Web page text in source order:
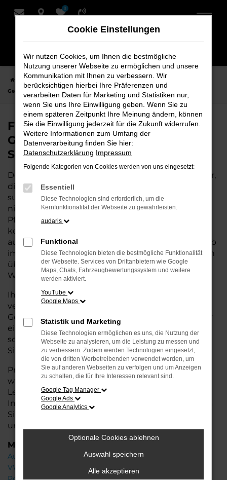
Zum
0
Startseite Stuhr Seat Seat Leon
Finden Sie Ihren Seat Leon
Gebrauchtwagen für Stuhr bei Schmidt + Koch
Finden Sie Ihren Seat Leon
Gebrauchtwagen für Stuhr bei
Schmidt + Koch
Der Seat Leon ist die perfekte Wahl für alle in Stuhr,
die ein zuverlässiges und modernes Fahrzeug
suchen. Mit seiner erstklassigen Ausstattung, der
niedrigen Laufleistung und der ausgezeichneten
Pflege ist dieser Gebrauchtwagen eine
kostengünstige Alternative zum Neuwagen, ohne
auf Komfort und Qualität verzichten zu müssen. Ob
im Stadtverkehr oder für längere Fahrten, der Leon
überzeugt durch Fahrkomfort, Sicherheit und
Wirtschaftlichkeit.
Ihr Seat Autohaus in Stuhr ist Ihr
vertrauenswürdiger Partner, wenn es um
Gebrauchtwagen geht. Wir bieten Ihnen nicht nur
eine große Auswahl an geprüften Fahrzeugen,
sondern auch eine fachkundige Beratung, damit
Sie das für Sie passende Modell finden.
Profitieren Sie von unseren zusätzlichenServices
wie attraktiven Finanzierungsmöglichkeiten,
Leasingangeboten und der bequemen
Inzahlungnahme Ihres alten Fahrzeugs. Besuchen
Sie uns und überzeugen Sie sich von der Qualität
und dem Service, den wir Ihnen bieten!
Marken
Audi
VW
Cookie Einstellungen
Wir nutzen Cookies, um Ihnen die bestmögliche
Nutzung unserer Webseite zu ermöglichen und unsere
Kommunikation mit Ihnen zu verbessern. Wir
berücksichtigen hierbei Ihre Präferenzen und
verarbeiten Daten für Marketing und Statistiken nur,
wenn Sie uns Ihre Einwilligung geben. Wenn Sie zu
einem späteren Zeitpunkt Ihre Meinung ändern, können
Sie die Einwilligung jederzeit für die Zukunft widerrufen.
Weitere Informationen zum Umfang der
Datenverarbeitung finden Sie hier:
Datenschutzerklärung Impressum
Folgende Kategorien von Cookies werden von uns eingesetzt:
Essentiell
Diese Technologien sind erforderlich, um die
Kernfunktionalität der Webseite zu gewährleisten.
audaris
Funktional
Diese Technologien bieten die bestmögliche Funktionalität
der Webseite. Services von Drittanbietern wie Google
Maps, Chats, Fahrzeugbewertungssystem und weitere
werden aktiviert.
YouTube
Google Maps
Statistik und Marketing
Diese Technologien ermöglichen es uns, die Nutzung der
Webseite zu analysieren, um die Leistung zu messen und
zu verbessern. Zudem werden Technologien eingesetzt,
die von dritten Werbetreibenden verwendet werden, um
Sie auf anderen Webseiten zu verfolgen und um Anzeigen
zu schalten, die für Ihre Interessen relevant sind.
Google Tag Manager
Google Ads
Google Analytics
Optionale Cookies ablehnen
Auswahl speichern
Alle akzeptieren